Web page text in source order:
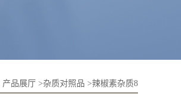
产品展厅 >杂质对照品 >辣椒素杂质8